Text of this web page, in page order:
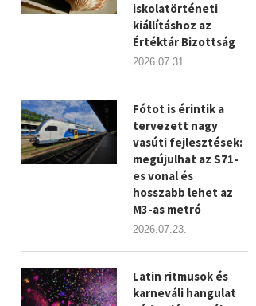
iskolatörténeti
kiállításhoz az
Értéktár Bizottság
2026.07.31.
Fótot is érintik a
tervezett nagy
vasúti fejlesztések:
megújulhat az S71-
es vonal és
hosszabb lehet az
M3-as metró
2026.07.23.
Latin ritmusok és
karneváli hangulat